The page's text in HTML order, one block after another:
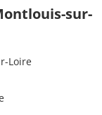
sur-
Loire